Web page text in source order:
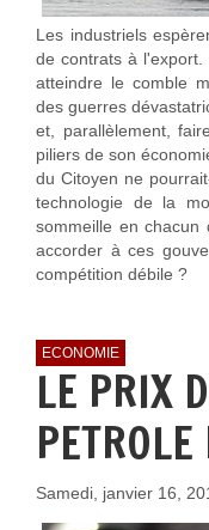
Les industriels
de contrats à
atteindre le comble
des guerres
et, parallèlement,
piliers de son
du Citoyen ne
technologie de la
sommeille en
accorder à ces
compétition débile ?
ECONOMIE
LE PRIX
Samedi, janvier 16,